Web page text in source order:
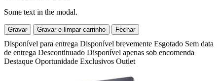
Some text in the modal.
Gravar Gravar e limpar carrinho Fechar
Disponível para entrega Disponível brevemente Esgotado Sem data
de entrega Descontinuado Disponível apenas sob encomenda
Destaque Oportunidade Exclusivos Outlet